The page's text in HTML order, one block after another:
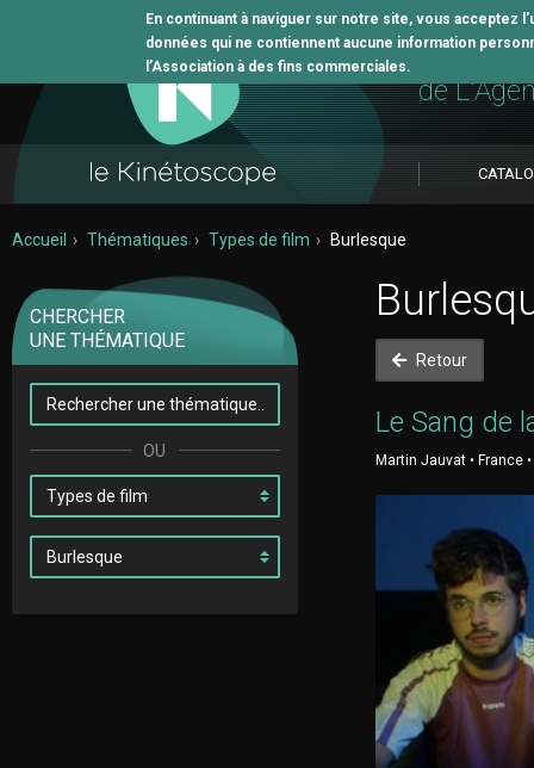
En continuant à naviguer sur notre site, vous
données qui ne contiennent aucune information
l’Association à des fins commerciales. L'outil
de
Accueil Thématiques Types de film Burlesque
CHERCHER
UNE THÉMATIQUE
Retour
Le Sang de
Martin Jauvat • France